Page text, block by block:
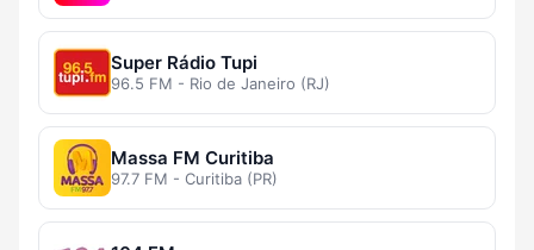
Super Rádio Tupi
96.5 FM - Rio de Janeiro (RJ)
Massa FM Curitiba
97.7 FM - Curitiba (PR)